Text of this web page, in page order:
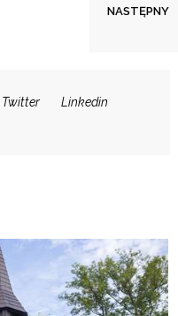
NASTĘPNY
Twitter
Linkedin